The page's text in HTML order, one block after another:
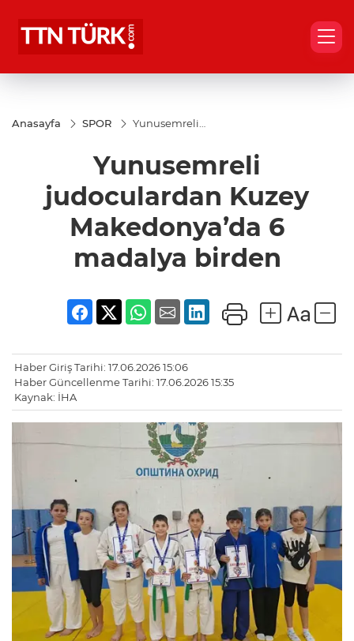
Anasayfa SPOR
Yunusemreli
Makedonya’da
6 madalya
birden
Yunusemreli
judoculardan Kuzey
Makedonya’da 6
madalya birden
Haber Giriş Tarihi: 17.06.2026 15:06
Haber Güncellenme Tarihi: 17.06.2026 15:35
Kaynak: İHA